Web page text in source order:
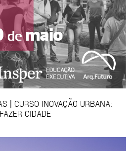
| CURSO INOVAÇÃO URBANA:
CIDADE